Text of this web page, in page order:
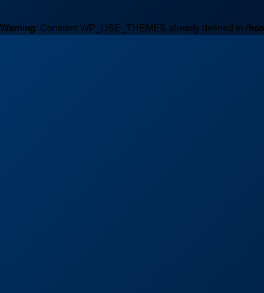
Warning: Constant WP_USE_THEMES already defined in /